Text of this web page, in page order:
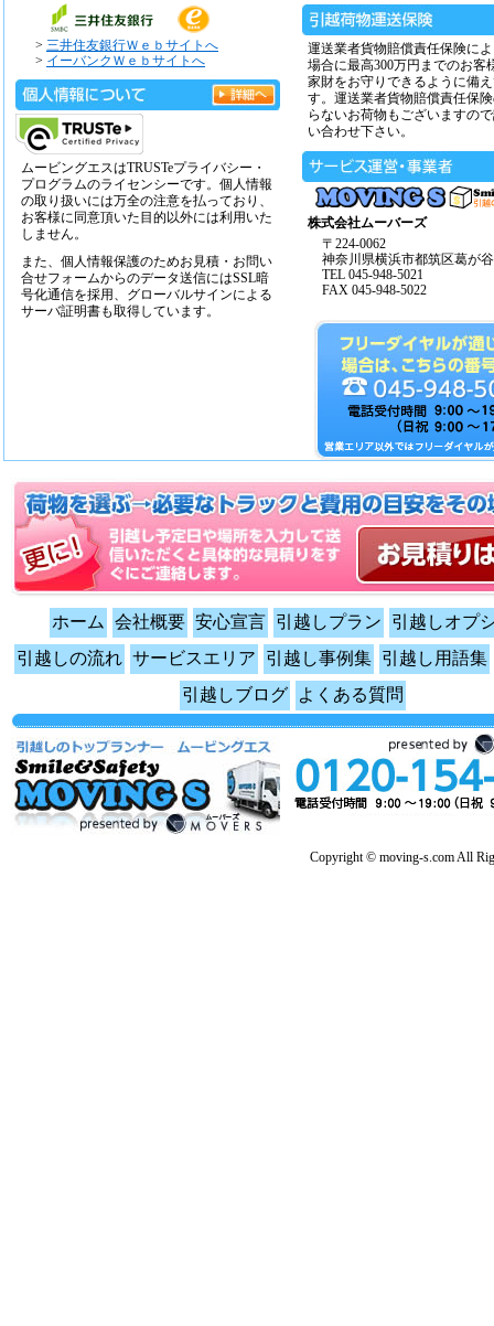
> 三井住友銀行Ｗｅｂサイトへ
> イーバンクＷｅｂサイトへ
ムービングエスはTRUSTeプライバシー・
プログラムのライセンシーです。個人情報
の取り扱いには万全の注意を払っており、
お客様に同意頂いた目的以外には利用いた
しません。
また、個人情報保護のためお見積・お問い
合せフォームからのデータ送信にはSSL暗
号化通信を採用、グローバルサインによる
サーバ証明書も取得しています。
運送業者貨物賠償責任保険に
場合に最高300万円までのお客
家財をお守りできるように備
す。運送業者貨物賠償責任保
らないお荷物もございますの
い合わせ下さい。
株式会社ムーバーズ
〒224-0062
神奈川県横浜市都筑区葛が
TEL 045-948-5021
FAX 045-948-5022
ホーム 会社概要 安心宣言 引越しプラン
引越しオプ
引越しの流れ サービスエリア 引越し事例集 引越し用語集
引越しブログ
よくある質問
Copyright © moving-s.com All